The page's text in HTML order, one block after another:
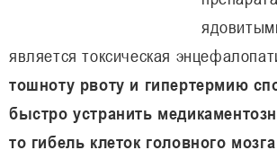
является токсическая
тошноту рвоту и гипертермию
быстро устранить
то гибель клеток головного